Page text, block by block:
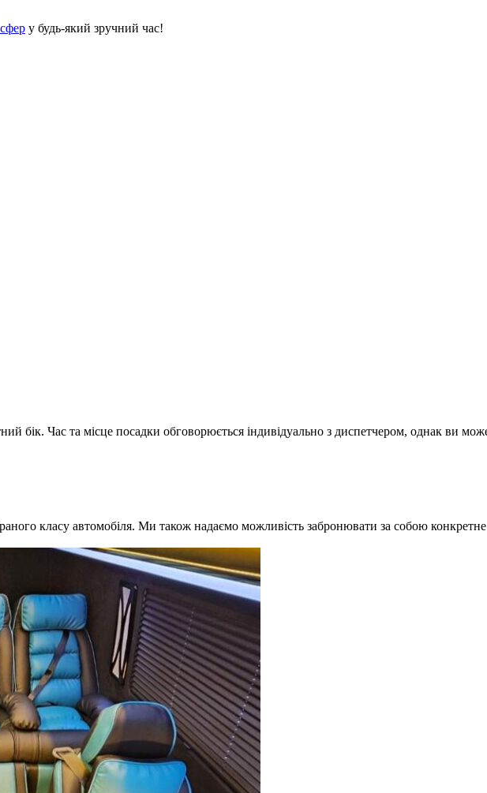
у будь-який зручний час!
бік. Час та місце посадки обговорюється індивідуально з диспетчером, однак ви
класу автомобіля. Ми також надаємо можливість забронювати за собою